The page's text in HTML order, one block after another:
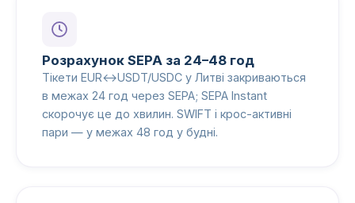
Розрахунок SEPA за 24–48 год
Тікети EUR↔USDT/USDC у Литві закриваються
в межах 24 год через SEPA; SEPA Instant
скорочує це до хвилин. SWIFT і крос-активні
пари — у межах 48 год у будні.